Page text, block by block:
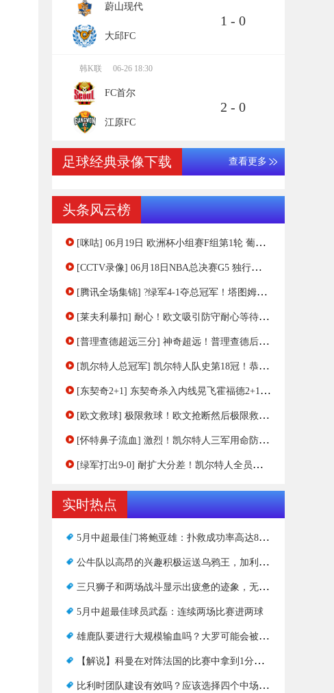
蔚山现代
大邱FC
1 - 0
韩K联 06-26 18:30
FC首尔
江原FC
2 - 0
足球经典录像下载 查看更多
头条风云榜
[咪咕] 06月19日 欧洲杯小组赛F组第1轮 葡萄牙vs捷克 全场录像[有比分]
[CCTV录像] 06月18日NBA总决赛G5 独行侠 - 凯尔特人 全场录像
[腾讯全场集锦] ?绿军4-1夺总冠军！塔图姆31+8+11 布朗21+8 东契奇28+12+5
[莱夫利暴扣] 耐心！欧文吸引防守耐心等待空接莱夫利暴扣！
[普理查德超远三分] 神奇超远！普理查德后场三分，超远压哨命中！郭艾伦：这小子是不是天天练这个！
[凯尔特人总冠军] 凯尔特人队史第18冠！恭喜凯尔特人！
[东契奇2+1] 东契奇杀入内线晃飞霍福德2+1轻松打成！
[欧文救球] 极限救球！欧文抢断然后极限救球飞到解说席！
[怀特鼻子流血] 激烈！凯尔特人三军用命防下来反击打成，小白鼻子流血！
[绿军打出9-0] 耐扩大分差！凯尔特人全员专注连续抢断打出9-0小高潮！
实时热点
5月中超最佳门将鲍亚雄：扑救成功率高达85.17%
公牛队以高昂的兴趣积极运送乌鸦王，加利福尼亚州完全疯了
三只狮子和两场战斗显示出疲惫的迹象，无论是在身体还是在内心？
5月中超最佳球员武磊：连续两场比赛进两球
雄鹿队要进行大规模输血吗？大罗可能会被交易，但里弗斯想改变
【解说】科曼在对阵法国的比赛中拿到1分非常满意，现在荷兰队更加成熟
比利时团队建设有效吗？应该选择四个中场选项中的哪一个？